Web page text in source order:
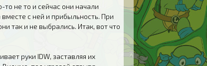
не то и сейчас они начали
с ней и прибыльность. При
так и не выбрались. Итак, вот что
руки IDW, заставляя их